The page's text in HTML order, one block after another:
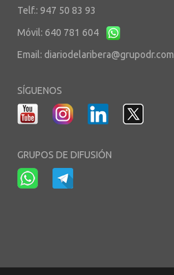
Telf.: 947 50 83 93
Móvil: 640 781 604
Email: diariodelaribera@grupodr.com
SÍGUENOS
GRUPOS DE DIFUSIÓN